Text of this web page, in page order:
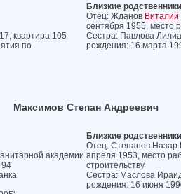
квартира 105
по
Близкие родственники
Отец: Жданов Виталий
сентября 1955, место
Сестра: Павлова
рождения: 16 марта
Максимов Степан Андреевич
академии
94
Близкие родственники
Отец: Степанов Назар
апреля 1953, место
строительству
Сестра: Маслова
рождения: 16 июня